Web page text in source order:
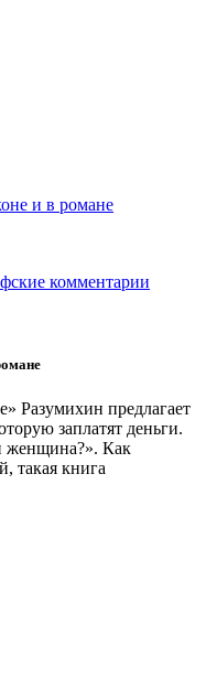
комментарии
Разумихин предлагает
заплатят деньги.
женщина?». Как
такая книга